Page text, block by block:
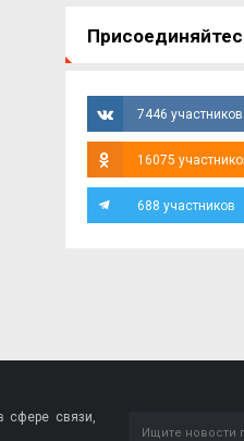
7446 участников
16075
688 участников
сфере связи,